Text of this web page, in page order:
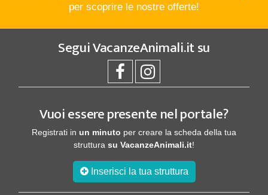
per scoprire le nostre offerte!
SeguiVacanzeAnimali.itsu
Vuoi essere presente nel portale?
Registrati in un minuto per creare la scheda della tua
struttura su VacanzeAnimali.it!
Inserisci la tua struttura